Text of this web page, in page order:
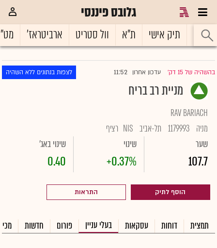
גלובס פיננסי
ראשי תיק אישי ת"א וול סטריט ארביטראז'
בהשהיה של 15 דק' |עדכון אחרון 11:52 לצפות בנתונים ללא השהיה
מניית רב בריח
RAV BARIACH
מניה 1179993 תל-אביב NIS רציף
שער
107.7
שינוי
+0.37%
שינוי באג'
0.40
הוסף לתיק התראות
תמצית דוחות עסקאות בעלי עניין פורום חדשות